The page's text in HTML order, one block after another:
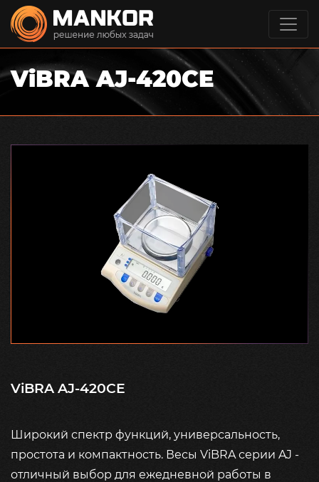
ViBRA AJ-420CE
ViBRA AJ-420CE
Широкий спектр функций, универсальность,
простота и компактность. Весы ViBRA серии AJ -
отличный выбор для ежедневной работы в